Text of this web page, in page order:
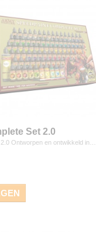
Set 2.0
Ontworpen en ontwikkeld in…